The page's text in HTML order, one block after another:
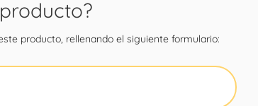
producto?
producto, rellenando el siguiente formulario: